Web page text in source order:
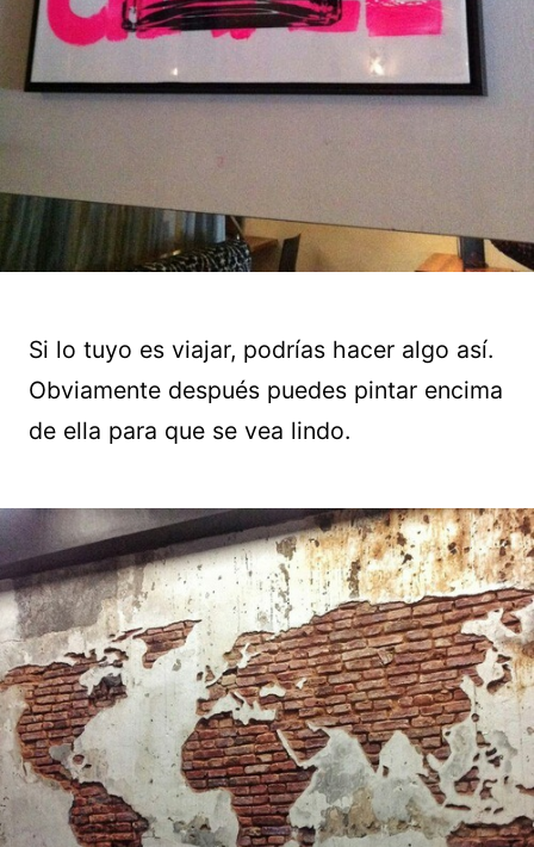
Si lo tuyo es viajar, podrías hacer algo así.
Obviamente después puedes pintar encima
de ella para que se vea lindo.